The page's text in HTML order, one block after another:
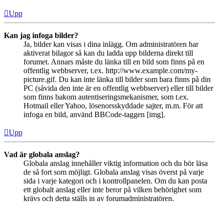
Upp
Kan jag infoga bilder?
Ja, bilder kan visas i dina inlägg. Om administratören har
aktiverat bilagor så kan du ladda upp bilderna direkt till
forumet. Annars måste du länka till en bild som finns på en
offentlig webbserver, t.ex. http://www.example.com/my-
picture.gif. Du kan inte länka till bilder som bara finns på din
PC (såvida den inte är en offentlig webbserver) eller till bilder
som finns bakom autentiseringsmekanismer, som t.ex.
Hotmail eller Yahoo, lösenorsskyddade sajter, m.m. För att
infoga en bild, använd BBCode-taggen [img].
Upp
Vad är globala anslag?
Globala anslag innehåller viktig information och du bör läsa
de så fort som möjligt. Globala anslag visas överst på varje
sida i varje kategori och i kontrollpanelen. Om du kan posta
ett globalt anslag eller inte beror på vilken behörighet som
krävs och detta ställs in av forumadministratören.